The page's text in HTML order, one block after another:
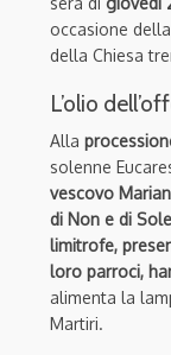
occasione
della Chiesa
L’olio
Alla
solenne
vescovo
di Non e di Sole
limitrofe,
loro parroci,
alimenta la
Martiri.